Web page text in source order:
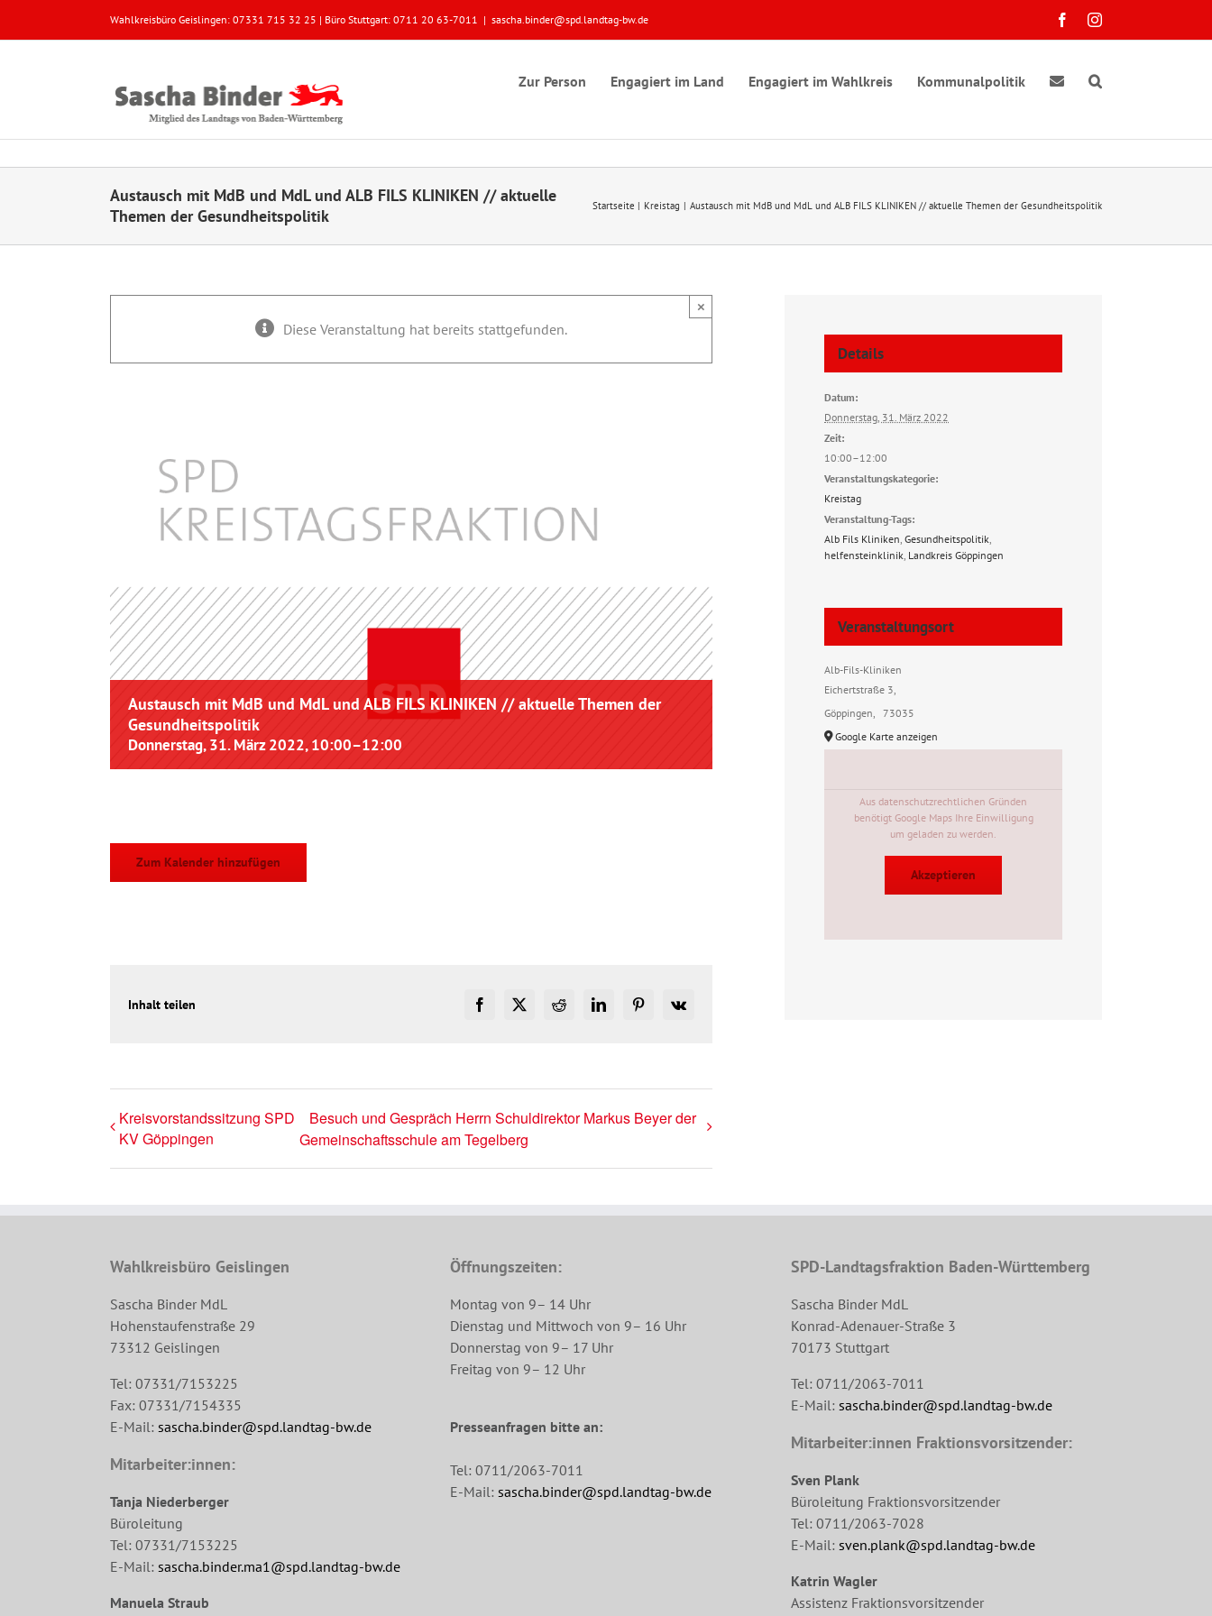
Wahlkreisbüro Geislingen: 07331 715 32 25 | Büro Stuttgart: 0711 20 63-7011 | sascha.binder@spd.landtag-bw.de FacebookInstagram
Zur Person Engagiert im Land Engagiert im Wahlkreis Kommunalpolitik
Austausch mit MdB und MdL und ALB FILS KLINIKEN // aktuelle
Themen der Gesundheitspolitik
Startseite Kreistag Austausch mit MdB und MdL und ALB FILS KLINIKEN // aktuelle Themen der Gesundheitspolitik
Diese Veranstaltung hat bereits stattgefunden.
×
Austausch mit MdB und MdL und ALB FILS KLINIKEN // aktuelle Themen der
Gesundheitspolitik
Donnerstag, 31. März 2022, 10:00–12:00
Zum Kalender hinzufügen
Inhalt teilen Facebook
X RedditLinkedInPinterest
Vk
Kreisvorstandssitzung SPD
KV Göppingen
Besuch und Gespräch Herrn Schuldirektor Markus Beyer der
Gemeinschaftsschule am Tegelberg
Details
Datum:
Donnerstag, 31. März 2022
Zeit:
10:00–12:00
Veranstaltungskategorie:
Kreistag
Veranstaltung-Tags:
Alb Fils Kliniken Gesundheitspolitik
helfensteinklinik Landkreis Göppingen
Veranstaltungsort
Alb-Fils-Kliniken
Eichertstraße 3,
Göppingen
73035
Google Karte anzeigen
Aus datenschutzrechtlichen Gründen
benötigt Google Maps Ihre Einwilligung
um geladen zu werden.
Akzeptieren
Wahlkreisbüro Geislingen
Sascha Binder MdL
Hohenstaufenstraße 29
73312 Geislingen
Tel: 07331/7153225
Fax: 07331/7154335
E-Mail: sascha.binder@spd.landtag-bw.de
Mitarbeiter:innen:
Tanja Niederberger
Büroleitung
Tel: 07331/7153225
E-Mail: sascha.binder.ma1@spd.landtag-bw.de
Manuela Straub
Öffnungszeiten:
Montag von 9– 14 Uhr
Dienstag und Mittwoch von 9– 16 Uhr
Donnerstag von 9– 17 Uhr
Freitag von 9– 12 Uhr
Presseanfragen bitte an:
Tel: 0711/2063-7011
E-Mail: sascha.binder@spd.landtag-bw.de
SPD-Landtagsfraktion Baden-Württemberg
Sascha Binder MdL
Konrad-Adenauer-Straße 3
70173 Stuttgart
Tel: 0711/2063-7011
E-Mail: sascha.binder@spd.landtag-bw.de
Mitarbeiter:innen Fraktionsvorsitzender:
Sven Plank
Büroleitung Fraktionsvorsitzender
Tel: 0711/2063-7028
E-Mail: sven.plank@spd.landtag-bw.de
Katrin Wagler
Assistenz Fraktionsvorsitzender